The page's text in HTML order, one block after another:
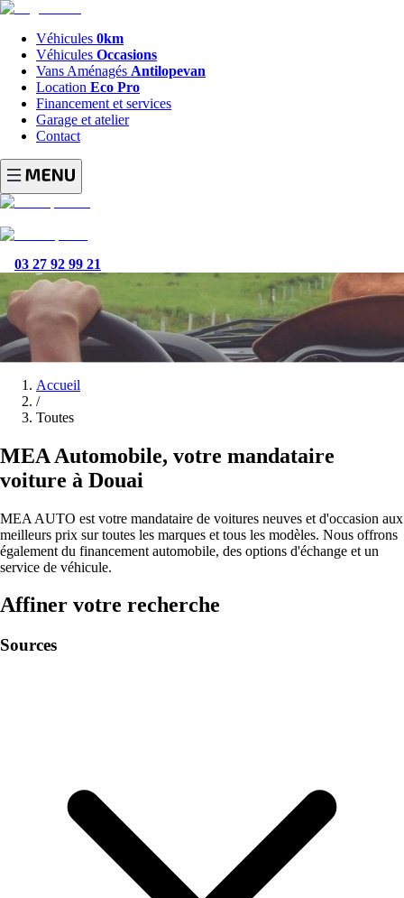
Véhicules 0km
Véhicules Occasions
Vans Aménagés Antilopevan
Location Eco Pro
Financement et services
Garage et atelier
Contact
03 27 92 99 21
Accueil
/
Toutes
MEA Automobile, votre mandataire
voiture à Douai
MEA AUTO est votre mandataire de voitures neuves et d'occasion aux
meilleurs prix sur toutes les marques et tous les modèles. Nous offrons
également du financement automobile, des options d'échange et un
service de véhicule.
Affiner votre recherche
Sources